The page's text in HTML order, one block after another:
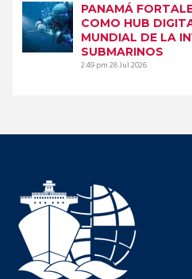
PANAMÁ
COMO HUB
MUNDIAL DE LA
SUBMARINOS
2:49 pm28 Jul 2026